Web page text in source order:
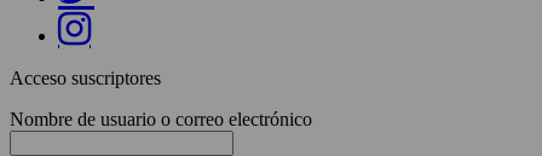
Acceso suscriptores
Nombre de usuario o correo electrónico